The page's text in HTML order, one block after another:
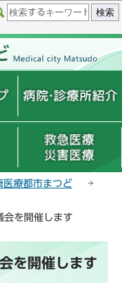
動
医療都市まつど
会を開催します
を開催します